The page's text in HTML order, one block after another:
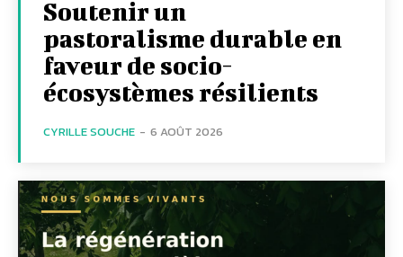
Soutenir un
pastoralisme durable en
faveur de socio-
écosystèmes résilients
CYRILLE SOUCHE - 6 AOÛT 2026